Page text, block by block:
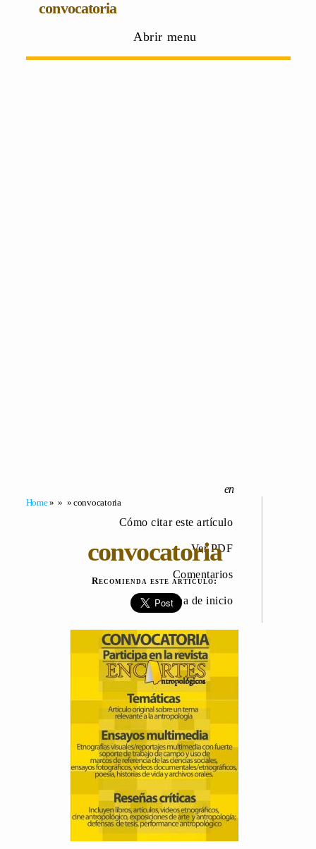
convocatoria
Abrir menu
Cómo citar este artículo
Ver PDF
Comentarios
Página de inicio
Home» » » convocatoria
convocatoria
Recomienda este artículo: